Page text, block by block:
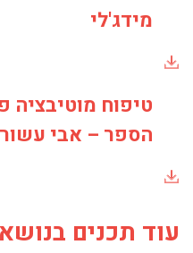
מידג'לי
טיפוח מוטיבציה
הספר – אבי עשור
עוד תכנים בנושא